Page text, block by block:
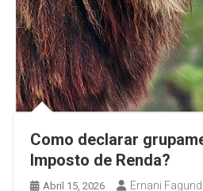
Como declarar
Imposto de Renda?
Abril 15, 2026 Ernani